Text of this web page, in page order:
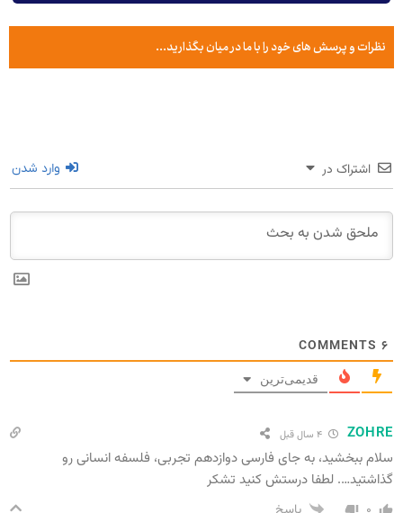
نظرات و پرسش های خود را با ما در میان بگذارید...
اشتراک در وارد شدن
۶
قدیمی‌ترین
ZOHRE ۴ سال قبل
سلام ببخشید، به جای فارسی دوازدهم تجربی، فلسفه انسانی رو
گذاشتید…. لطفا درستش کنید تشکر